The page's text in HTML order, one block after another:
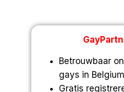
Betrouwbaar
gays in Belgium
Gratis